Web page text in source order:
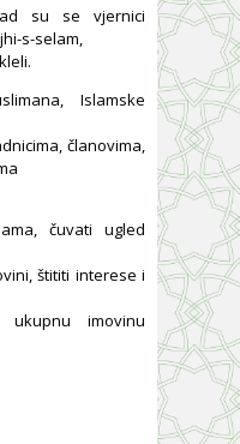
su se vjernici
s-selam,
Islamske
članovima,
čuvati ugled
štititi interese i
imovinu